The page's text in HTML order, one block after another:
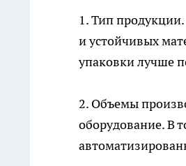
1. Тип
и устойчивых
упаковки лучше
2. Объемы
оборудование. В